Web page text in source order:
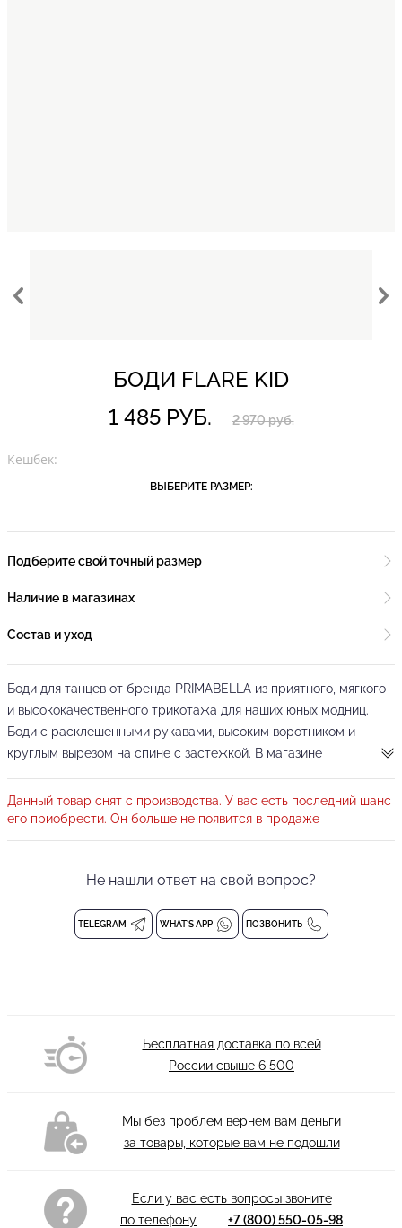
БОДИ FLARE KID
1 485 РУБ.
2 970 руб.
Кешбек:
ВЫБЕРИТЕ РАЗМЕР:
Подберите свой точный размер
Наличие в магазинах
Состав и уход
Боди для танцев от бренда PRIMABELLA из приятного, мягкого
и высококачественного трикотажа для наших юных модниц.
Боди с расклешенными рукавами, высоким воротником и
круглым вырезом на спине с застежкой. В магазине
танцев.
Состав: 94% Полиэстер, 6% Спандекс
Данный товар снят с производства. У вас есть последний шанс
его приобрести. Он больше не появится в продаже
Не нашли ответ на свой вопрос?
TELEGRAM WHAT'S APP ПОЗВОНИТЬ
Бесплатная доставка по всей
России свыше 6 500
Мы без проблем вернем вам деньги
за товары, которые вам не подошли
Если у вас есть вопросы звоните
по телефону
+7 (800) 550-05-98